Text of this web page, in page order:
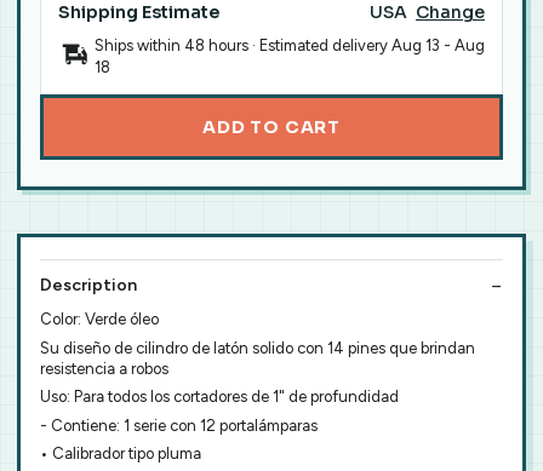
Shipping Estimate USA Change
Ships within 48 hours · Estimated delivery Aug 13 - Aug
18
ADD TO CART
Description
Color: Verde óleo
Su diseño de cilindro de latón solido con 14 pines que brindan
resistencia a robos
Uso: Para todos los cortadores de 1" de profundidad
- Contiene: 1 serie con 12 portalámparas
• Calibrador tipo pluma